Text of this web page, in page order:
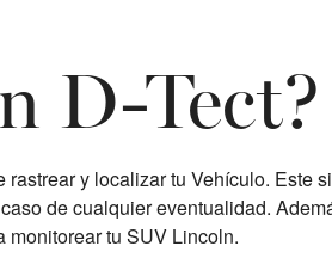
D-Tect?
y localizar tu Vehículo. Este
de cualquier eventualidad.
monitorear tu SUV Lincoln.